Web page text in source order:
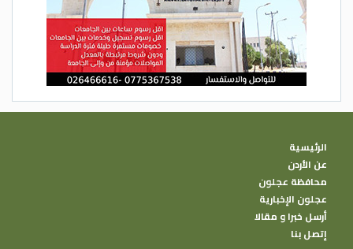
الرئيسية
عن الأردن
محافظة عجلون
عجلون الإخبارية
أرسل خبرا و مقالا
إتصل بنا